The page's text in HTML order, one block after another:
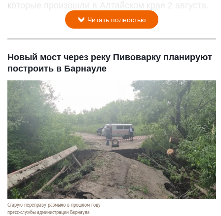
которые произошли в Алтайском крае 2 августа.
Читать полностью
Новый мост через реку Пивоварку планируют
построить в Барнауле
Старую переправу размыло в прошлом году
пресс-службы администрации Барнаула